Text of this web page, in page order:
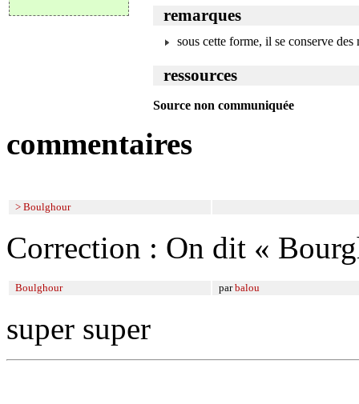
remarques
sous cette forme, il se conserve des
ressources
Source non communiquée
commentaires
> Boulghour
Correction : On dit «
Boulghour parbalou
super super